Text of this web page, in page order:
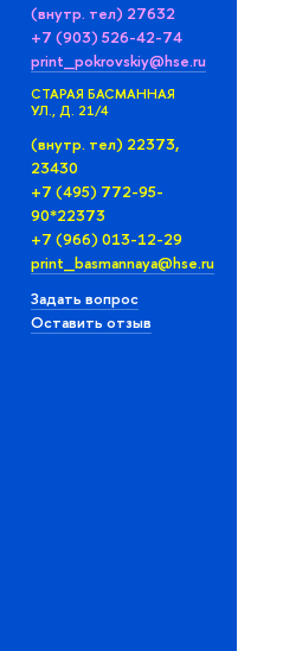
(внутр. тел) 27632
+7 (903) 526-42-74
print_pokrovskiy@hse.ru
СТАРАЯ БАСМАННАЯ
УЛ., Д. 21/4
(внутр. тел) 22373,
23430
+7 (495) 772-95-
90*22373
+7 (966) 013-12-29
print_basmannaya@hse.ru
Задать вопрос
Оставить отзыв